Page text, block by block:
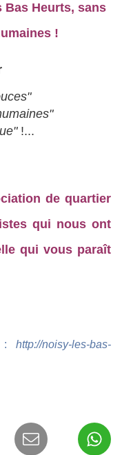
Bas Heurts, sans
!
!...
de quartier
qui nous ont
qui vous paraît
: http://noisy-les-bas-